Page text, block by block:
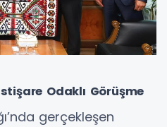
Odaklı Görüşme
gerçekleşen